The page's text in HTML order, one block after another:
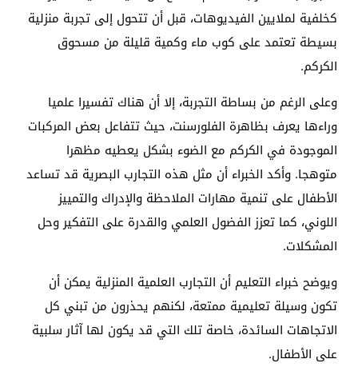
كخلفية لملايين الفيديوهات، قبل أن تتحول إلى تجربة منزلية
بسيطة تعتمد على كوب ماء وكمية قليلة من مسحوق
الكركم.
وعلى الرغم من بساطة التجربة، إلا أن هناك تفسيرا علميا
وراءها يعرف بظاهرة الفلورسنت، حيث تتفاعل بعض المركبات
الموجودة في الكركم مع الضوء بشكل يعطيه مظهرا
متوهجا. وأكد الخبراء أن مثل هذه التجارب البصرية قد تساعد
الأطفال على تنمية مهارات الملاحظة والإدراك والتمييز
اللوني، كما تعزز الفضول العلمي والقدرة على التفكير وحل
المشكلات.
ويوضح خبراء التعليم أن التجارب العلمية المنزلية يمكن أن
تكون وسيلة تعليمية ممتعة، لكنهم يحذرون من تبني كل
الاتجاهات السائدة، خاصة تلك التي قد يكون لها آثار سلبية
على الأطفال.